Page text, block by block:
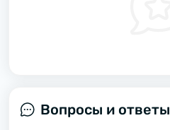
Вопросы и ответы